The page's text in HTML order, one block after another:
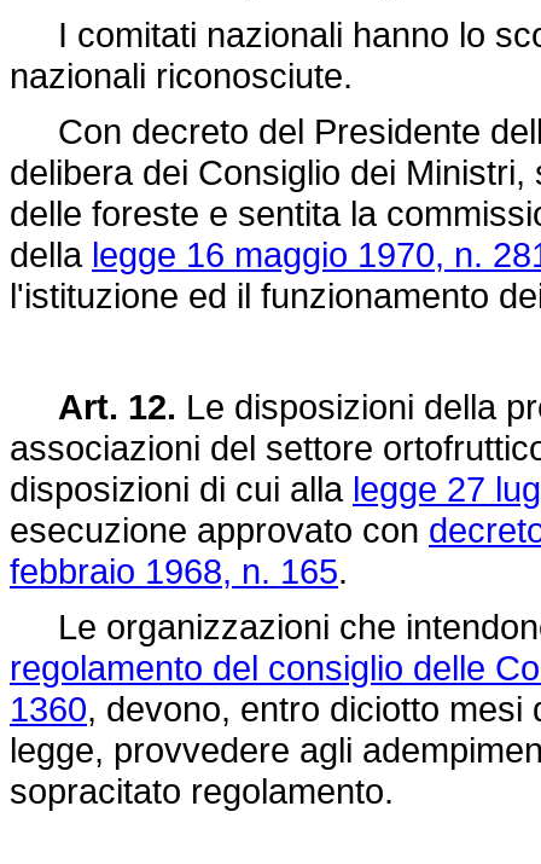
I comitati nazionali hanno lo
nazionali riconosciute.
Con decreto del Presidente
delibera dei Consiglio dei
delle foreste e sentita la
della legge 16 maggio 1970, n.
l'istituzione ed il funzionamento
Art. 12. Le disposizioni della
associazioni del settore
disposizioni di cui alla legge 27
esecuzione approvato con
febbraio 1968, n. 165.
Le organizzazioni che
regolamento del consiglio delle
1360, devono, entro diciotto
legge, provvedere agli
sopracitato regolamento.